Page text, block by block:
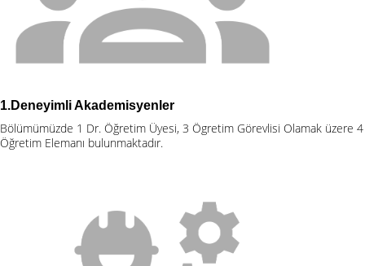
1.Deneyimli Akademisyenler
Bölümümüzde 1 Dr. Öğretim Üyesi, 3 Ögretim Görevlisi Olamak üzere 4
Öğretim Elemanı bulunmaktadır.